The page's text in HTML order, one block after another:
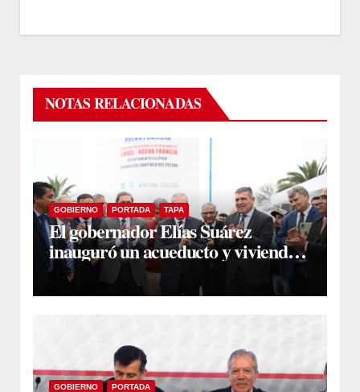
NOTAS RELACIONADAS
GOBIERNO PORTADA TAPA
El gobernador Elías Suárez
inauguró un acueducto y viviendas
sociales en El Simbol y Nueva
Francia
GOBIERNO PORTADA